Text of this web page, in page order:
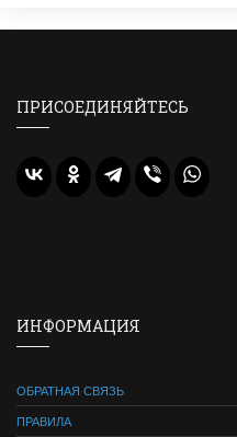
ПРИСОЕДИНЯЙТЕСЬ
ИНФОРМАЦИЯ
ОБРАТНАЯ СВЯЗЬ
ПРАВИЛА